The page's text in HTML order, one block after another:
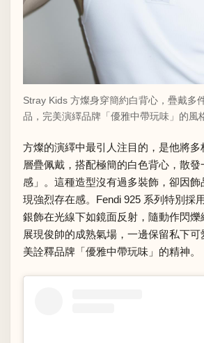
Stray Kids 方燦身穿簡約白背心，疊戴多
品，完美演繹品牌「優雅中帶玩味」的風
方燦的演繹中最引人注目的，是他將多
層疊佩戴，搭配極簡的白色背心，散發
感」。這種造型沒有過多裝飾，卻因飾
現強烈存在感。Fendi 925 系列特別採
銀飾在光線下如鏡面反射，隨動作閃爍
展現俊帥的成熟氣場，一邊保留私下
美詮釋品牌「優雅中帶玩味」的精神。